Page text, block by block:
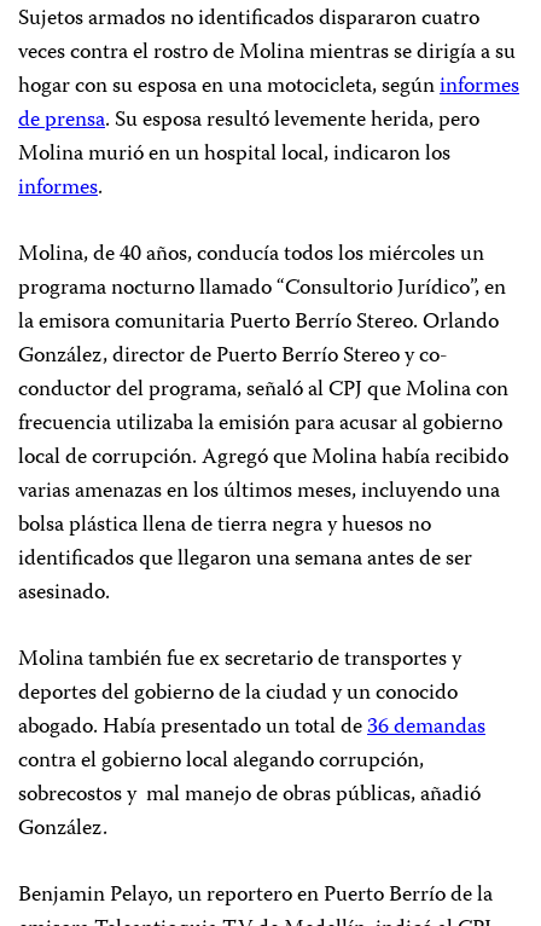
Sujetos armados no identificados dispararon cuatro
veces contra el rostro de Molina mientras se dirigía a su
hogar con su esposa en una motocicleta, segúninformes
de prensa. Su esposa resultó levemente herida, pero
Molina murió en un hospital local, indicaron los
informes.
Molina, de 40 años, conducía todos los miércoles un
programa nocturno llamado “Consultorio Jurídico”, en
la emisora comunitaria Puerto Berrío Stereo. Orlando
González, director de Puerto Berrío Stereo y co-
conductor del programa, señaló al CPJ que Molina con
frecuencia utilizaba la emisión para acusar al gobierno
local de corrupción. Agregó que Molina había recibido
varias amenazas en los últimos meses, incluyendo una
bolsa plástica llena de tierra negra y huesos no
identificados que llegaron una semana antes de ser
asesinado.
Molina también fue ex secretario de transportes y
deportes del gobierno de la ciudad y un conocido
abogado. Había presentado un total de36 demandas
contra el gobierno local alegando corrupción,
sobrecostos y mal manejo de obras públicas, añadió
González.
Benjamin Pelayo, un reportero en Puerto Berrío de la